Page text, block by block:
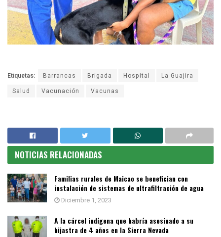
Etiquetas: Barrancas Brigada Hospital
La Guajira
Salud
Vacunación Vacunas
NOTICIAS RELACIONADAS
Familias rurales de Maicao se benefician con
instalación de sistemas de ultrafiltración de agua
Diciembre 1, 2023
A la cárcel indígena que habría asesinado a su
hijastra de 4 años en la Sierra Nevada